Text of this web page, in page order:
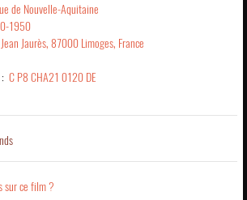
de Nouvelle-Aquitaine
1950
Jaurès, 87000 Limoges, France
C P8 CHA21 0120 DE
sur ce film ?